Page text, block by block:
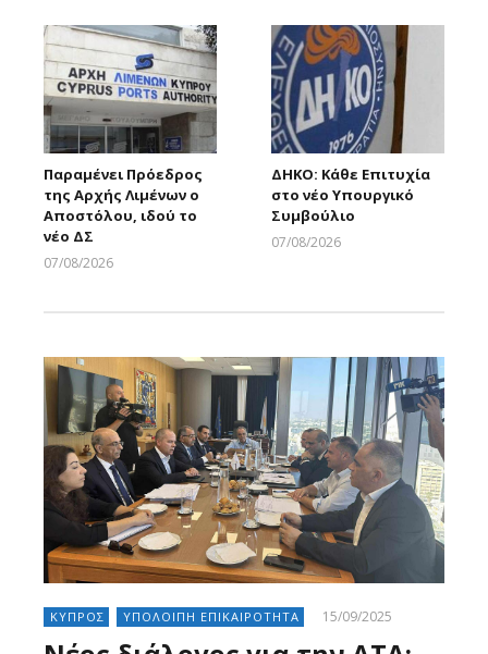
Παραμένει Πρόεδρος
της Αρχής Λιμένων ο
Αποστόλου, ιδού το
νέο ΔΣ
07/08/2026
ΔΗΚΟ: Κάθε Επιτυχία
στο νέο Υπουργικό
Συμβούλιο
07/08/2026
ΚΥΠΡΟΣ ΥΠΟΛΟΙΠΗ ΕΠΙΚΑΙΡΟΤΗΤΑ 15/09/2025